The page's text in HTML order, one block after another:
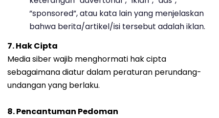
”sponsored”, atau kata lain yang menjelaskan
bahwa berita/artikel/isi tersebut adalah iklan.
7. Hak Cipta
Media siber wajib menghormati hak cipta
sebagaimana diatur dalam peraturan perundang-
undangan yang berlaku.
8. Pencantuman Pedoman